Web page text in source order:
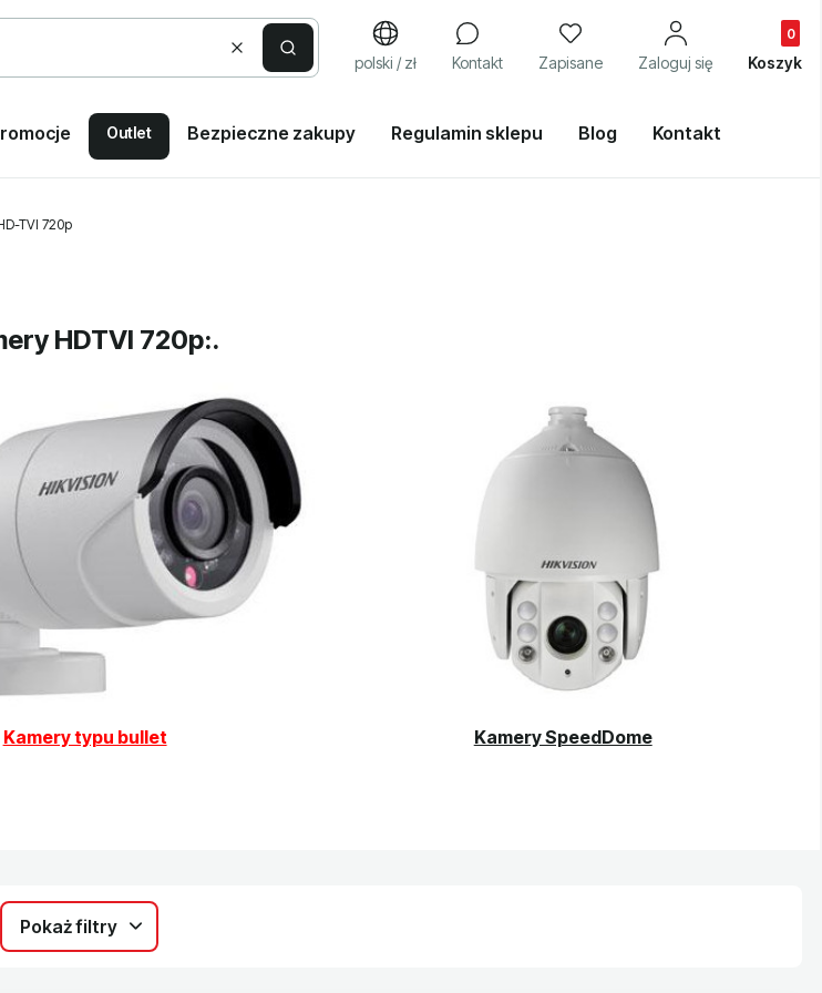
WyczyśćSzukaj polski / zł Kontakt Zapisane Zaloguj się Koszyk
Outlet Bezpieczne zakupy Regulamin sklepu Blog Kontakt
TVI 720p
HDTVI 720p:.
Kamery SpeedDome
Kamery typu bullet
Pokaż filtry